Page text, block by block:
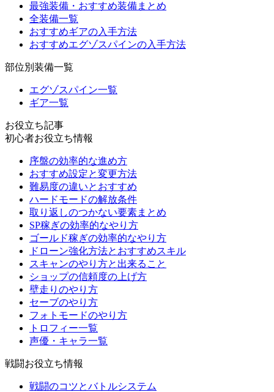
最強装備・おすすめ装備まとめ
全装備一覧
おすすめギアの入手方法
おすすめエグゾスパインの入手方法
部位別装備一覧
エグゾスパイン一覧
ギア一覧
お役立ち記事
初心者お役立ち情報
序盤の効率的な進め方
おすすめ設定と変更方法
難易度の違いとおすすめ
ハードモードの解放条件
取り返しのつかない要素まとめ
SP稼ぎの効率的なやり方
ゴールド稼ぎの効率的なやり方
ドローン強化方法とおすすめスキル
スキャンのやり方と出来ること
ショップの信頼度の上げ方
壁走りのやり方
セーブのやり方
フォトモードのやり方
トロフィー一覧
声優・キャラ一覧
戦闘お役立ち情報
戦闘のコツとバトルシステム